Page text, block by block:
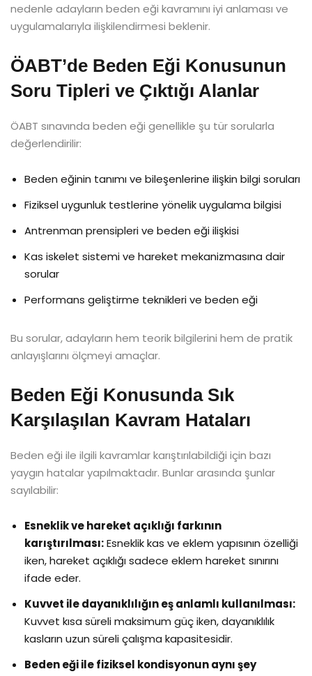
nedenle adayların beden eği kavramını iyi anlaması ve
uygulamalarıyla ilişkilendirmesi beklenir.
ÖABT’de Beden Eği Konusunun
Soru Tipleri ve Çıktığı Alanlar
ÖABT sınavında beden eği genellikle şu tür sorularla
değerlendirilir:
Beden eğinin tanımı ve bileşenlerine ilişkin bilgi soruları
Fiziksel uygunluk testlerine yönelik uygulama bilgisi
Antrenman prensipleri ve beden eği ilişkisi
Kas iskelet sistemi ve hareket mekanizmasına dair
sorular
Performans geliştirme teknikleri ve beden eği
Bu sorular, adayların hem teorik bilgilerini hem de pratik
anlayışlarını ölçmeyi amaçlar.
Beden Eği Konusunda Sık
Karşılaşılan Kavram Hataları
Beden eği ile ilgili kavramlar karıştırılabildiği için bazı
yaygın hatalar yapılmaktadır. Bunlar arasında şunlar
sayılabilir:
Esneklik ve hareket açıklığı farkının
karıştırılması:Esneklik kas ve eklem yapısının özelliği
iken, hareket açıklığı sadece eklem hareket sınırını
ifade eder.
Kuvvet ile dayanıklılığın eş anlamlı kullanılması:
Kuvvet kısa süreli maksimum güç iken, dayanıklılık
kasların uzun süreli çalışma kapasitesidir.
Beden eği ile fiziksel kondisyonun aynı şey